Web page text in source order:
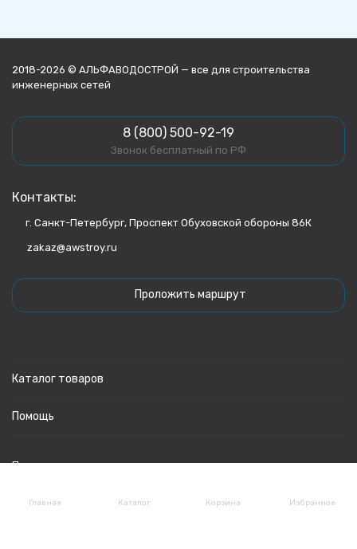
Главная Каталог Корзина Избранное
2018-2026 © АЛЬФАВОДОСТРОЙ — все для строительства
инженерных сетей
8 (800) 500-92-19
Звонок бесплатный по РФ
Контакты:
г. Санкт-Петербург, Проспект Обуховской обороны 86К
zakaz@awstroy.ru
Проложить маршрут
Каталог товаров
Помощь
Политика персональных данных